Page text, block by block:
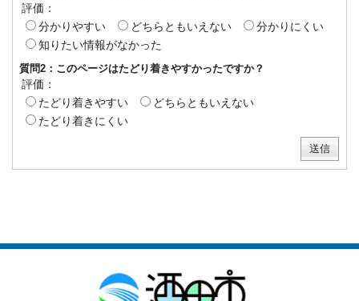
評価：
分かりやすい
どちらともいえない
分かりにくい
知りたい情報がなかった
質問2：このページはたどり着きやすかったですか？
評価：
たどり着きやすい
どちらともいえない
たどり着きにくい